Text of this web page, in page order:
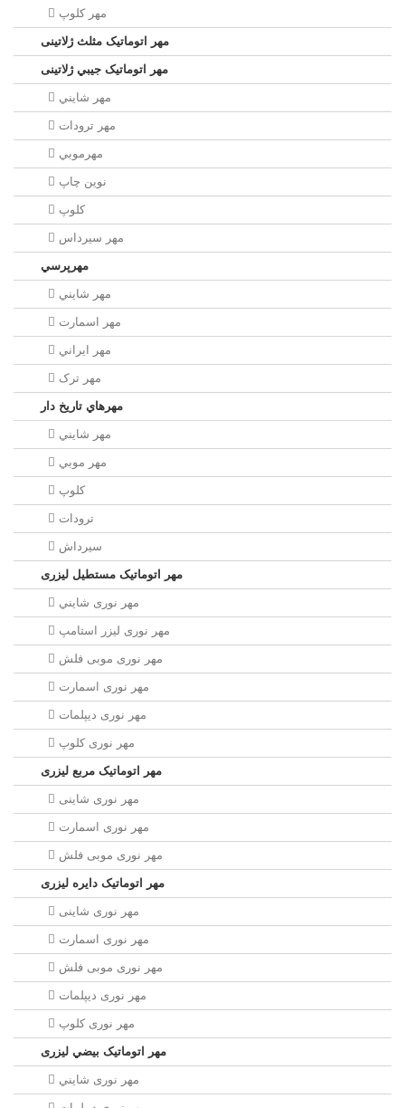
مهر كلوپ
مهر اتوماتیک مثلث ژلاتینی
مهر اتوماتیک جيبي ژلاتینی
مهر شايني
مهر ترودات
مهرموبي
نوين چاپ
کلوپ
مهر سيرداس
مهرپرسي
مهر شايني
مهر اسمارت
مهر ايراني
مهر ترک
مهرهاي تاريخ دار
مهر شايني
مهر موبي
کلوپ
ترودات
سیرداش
مهر اتوماتیک مستطیل لیزری
مهر نوری شايني
مهر نوری لیزر استامپ
مهر نوری موبی فلش
مهر نوری اسمارت
مهر نوری ديپلمات
مهر نوری کلوپ
مهر اتوماتیک مربع لیزری
مهر نوری شاینی
مهر نوری اسمارت
مهر نوری موبی فلش
مهر اتوماتیک دايره لیزری
مهر نوری شاینی
مهر نوری اسمارت
مهر نوری موبی فلش
مهر نوری دیپلمات
مهر نوری کلوپ
مهر اتوماتیک بيضي لیزری
مهر نوری شايني